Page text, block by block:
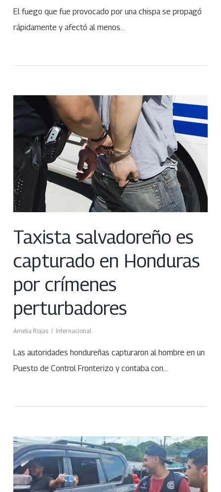
El fuego que fue provocado por una chispa se propagó
rápidamente y afectó al menos…
Taxista salvadoreño es
capturado en Honduras
por crímenes
perturbadores
Amelia Rojas Internacional
Las autoridades hondureñas capturaron al hombre en un
Puesto de Control Fronterizo y contaba con…